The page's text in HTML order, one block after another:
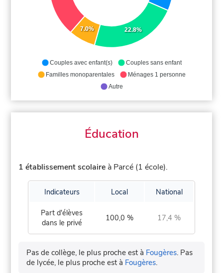
22.8%
7.0%
Couples avec enfant(s)
Couples sans enfant
Familles monoparentales
Ménages 1 personne
Autre
Éducation
1 établissement scolaire à Parcé (1 école).
Indicateurs Local National
Part d'élèves
dans le privé
100,0 % 17,4 %
Pas de collège, le plus proche est à Fougères. Pas
de lycée, le plus proche est à Fougères.